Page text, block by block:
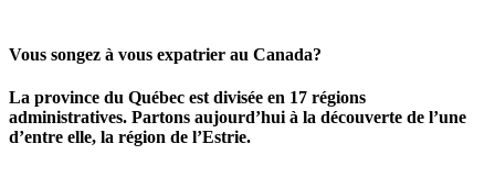
Vous songez à vous expatrier au Canada?
La province du Québec est divisée en 17 régions
administratives. Partons aujourd’hui à la découverte de l’une
d’entre elle, la région de l’Estrie.